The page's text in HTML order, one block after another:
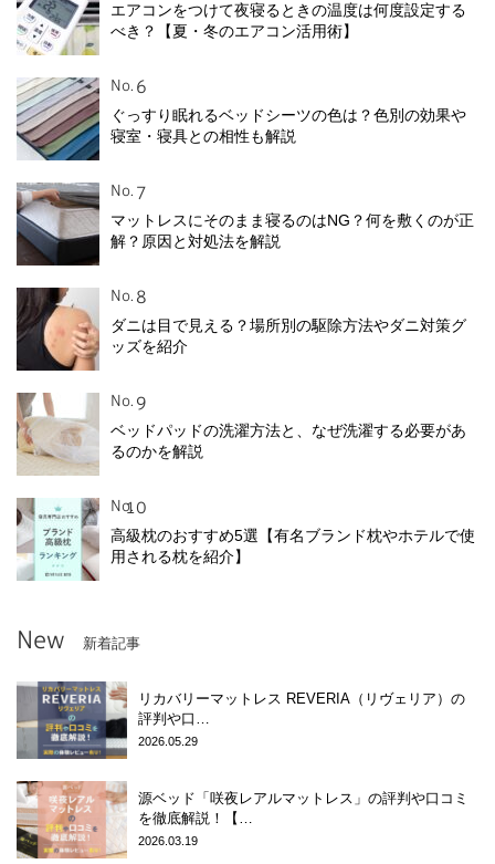
エアコンをつけて夜寝るときの温度は何度設定する
べき？【夏・冬のエアコン活用術】
No.
ぐっすり眠れるベッドシーツの色は？色別の効果や
寝室・寝具との相性も解説
No.
マットレスにそのまま寝るのはNG？何を敷くのが正
解？原因と対処法を解説
No.
ダニは目で見える？場所別の駆除方法やダニ対策グ
ッズを紹介
No.
ベッドパッドの洗濯方法と、なぜ洗濯する必要があ
るのかを解説
No.
高級枕のおすすめ5選【有名ブランド枕やホテルで使
用される枕を紹介】
New 新着記事
リカバリーマットレス REVERIA（リヴェリア）の
評判や口…
2026.05.29
源ベッド「咲夜レアルマットレス」の評判や口コミ
を徹底解説！【…
2026.03.19